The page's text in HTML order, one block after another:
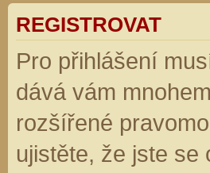
REGISTROVAT
Pro přihlášení
dává vám
rozšířené
ujistěte, že jste se